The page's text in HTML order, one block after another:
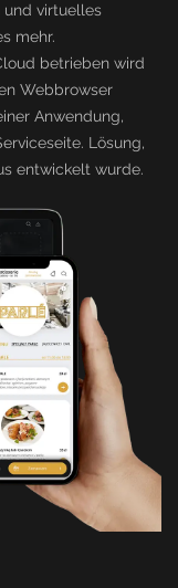
und virtuelles
mehr.
betrieben wird
Webbrowser
Anwendung,
Lösung,
entwickelt wurde.